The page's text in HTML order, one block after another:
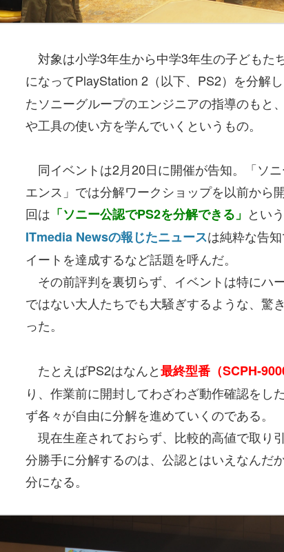
対象は小学3年生から中学3年生の子どもた
になってPlayStation 2（以下、PS2）を分解し
たソニーグループのエンジニアの指導のもと
や工具の使い方を学んでいくというもの。
同イベントは2月20日に開催が告知。「ソ
エンス」では分解ワークショップを以前から
回は 「ソニー公認でPS2を分解できる」 とい
ITmedia Newsの報じたニュースは純粋な告
イートを達成するなど話題を呼んだ。
その前評判を裏切らず、イベントは特にハ
ではない大人たちでも大騒ぎするような、驚
った。
たとえばPS2はなんと最終型番（SCPH-
り、作業前に開封してわざわざ動作確認をし
ず各々が自由に分解を進めていくのである。
現在生産されておらず、比較的高値で取り
分勝手に分解するのは、公認とはいえなんだ
分になる。